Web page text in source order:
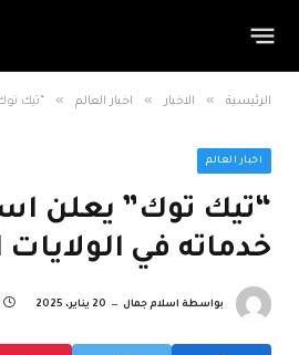
الرئيسية » الاخبار » اخبار العالم » “تيك توك”
اخبار العالم
“تيك توك” يعلن
خدماته في الولايات
بواسطة اسلام جمال 20 يناير، 2025